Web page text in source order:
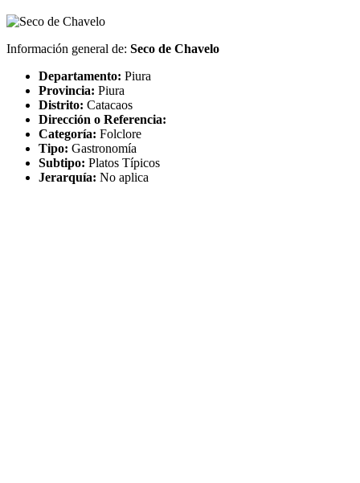
Información general de: Seco de Chavelo
Departamento: Piura
Provincia: Piura
Distrito: Catacaos
Dirección o Referencia:
Categoría: Folclore
Tipo: Gastronomía
Subtipo: Platos Típicos
Jerarquía: No aplica